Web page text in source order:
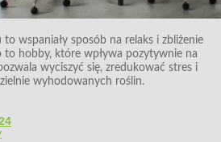
to wspaniały sposób na relaks i zbliżenie
hobby, które wpływa pozytywnie na
wyciszyć się, zredukować stres i
wyhodowanych roślin.